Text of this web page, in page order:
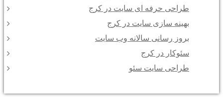
طراحی حرفه ای سایت در کرج
بهینه سازی سایت در کرج
بروز رسانی سالانه وب سایت
سئوکار در کرج
طراحی سایت سئو